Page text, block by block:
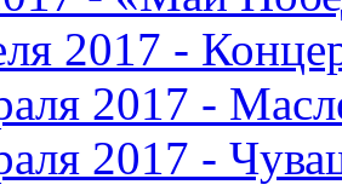
2017 -
2017 -
2017 -